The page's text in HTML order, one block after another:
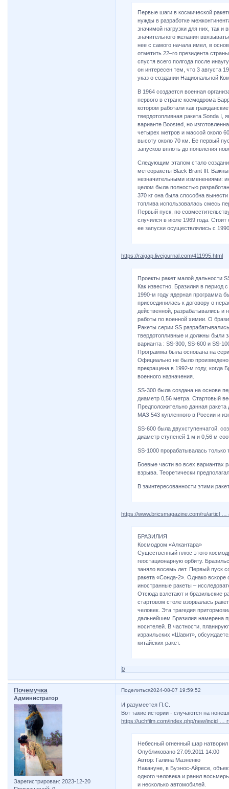
Первые шаги в космической
нужды в разработке
значимой нагрузки для них, так и
значительного желания
нее с самого начала имел, в
отметить 22–го президента
спустя всего полгода после
он интересен тем, что 3 августа
указ о создании Национальной
В 1964 создается военная
первого в стране космодрома
котором работали как
твердотопливная ракета Sonda I,
варианте Boosted, но
четырех метров и массой около
высоту около 70 км. Ее первый
запусков вплоть до появления
Следующим этапом стало
метеоракеты Black Brant III.
незначительными изменениями:
целом была полностью
370 кг она была способна
топлива использовалась смесь
Первый пуск, по
случился в июле 1969 года. Стоит
ее запуски осуществлялись с
https://raigap.livejournal.com/411995.html
Проекты ракет малой дальности
Как известно, Бразилия в период
1990-м году ядерная программа
присоединилась к договору о
действенной, разрабатывались и
работы по военной химии. О
Ракеты серии SS
твердотопливные и должны были
варианта : SS-300, SS-600 и SS-
Программа была основана на
Официально не было
прекращена в 1992-м году, когда
военного назначения.
SS-300 была создана на основе
диаметр 0,56 метра. Стартовый
Предположительно данная
МАЗ 543 купленного в России и
SS-600 была двухступенчатой,
диаметр ступеней 1 м и 0,56 м
SS-1000 прорабатывалась только
Боевые части во всех вариантах
взрыва. Теоретически
В заинтересованности этими
https://www.bricsmagazine.com/ru/articl …
БРАЗИЛИЯ
Космодром «Алкантара»
Существенный плюс этого
геостационарную орбиту.
заняло восемь лет. Первый пуск
ракета «Сонда-2». Однако вскоре
иностранные ракеты –
Отсюда взлетают и бразильские
стартовом столе взорвалась
человек. Эта трагедия
дальнейшем Бразилия намерена
носителей. В частности,
израильских «Шавит»,
китайских ракет.
0
Поделиться2024-08-07 19:59:52
Почемучка
Администратор
Зарегистрирован: 2023-12-20
И разумеется П.С.
Вот такие истории - случаются на
https://uchfilm.com/index.php/new/incid …
Небесный огненный шар натворил
Опубликовано 27.09.2011 14:00
Автор: Галина Мазненко
Накануне, в Буэнос-Айресе,
одного человека и ранил
и несколько автомобилей.